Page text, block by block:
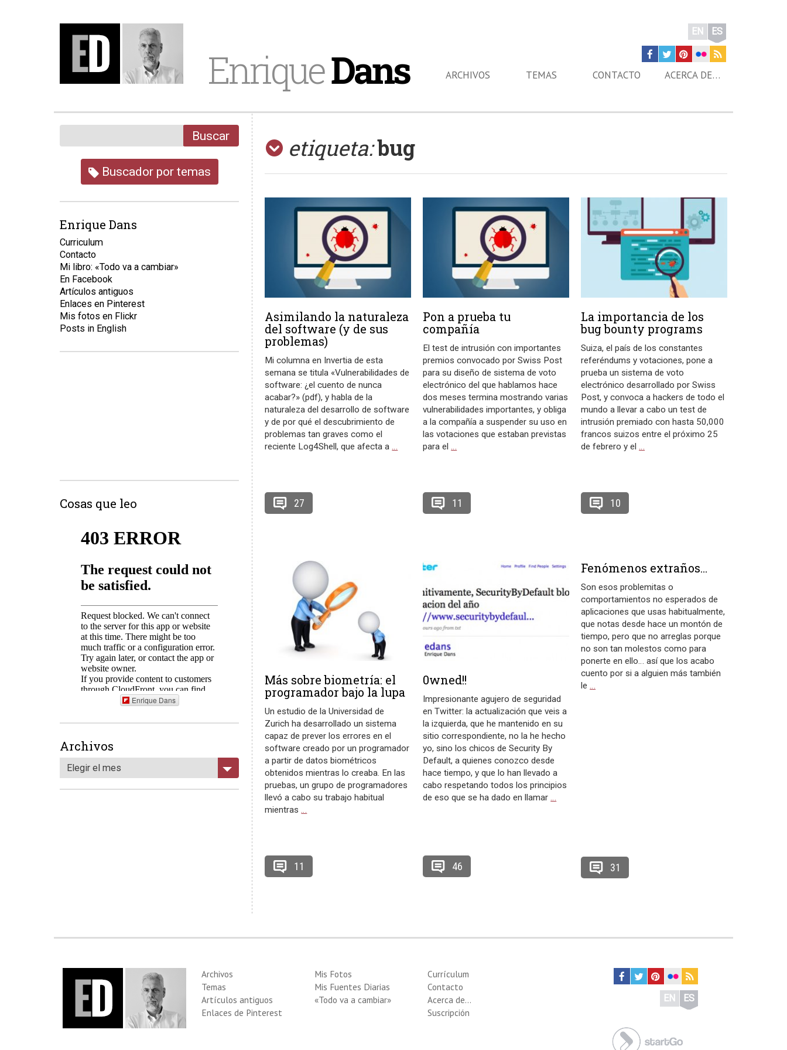
EnriqueDans
EN ES
ARCHIVOS TEMAS CONTACTO ACERCA DE…
etiqueta:bug
Asimilando la naturaleza
del software (y de sus
problemas)
Mi columna en Invertia de esta
semana se titula «Vulnerabilidades de
software: ¿el cuento de nunca
acabar?» (pdf), y habla de la
naturaleza del desarrollo de software
y de por qué el descubrimiento de
problemas tan graves como el
reciente Log4Shell, que afecta a…
27
Pon a prueba tu
compañía
El test de intrusión con importantes
premios convocado por Swiss Post
para su diseño de sistema de voto
electrónico del que hablamos hace
dos meses termina mostrando varias
vulnerabilidades importantes, y obliga
a la compañía a suspender su uso en
las votaciones que estaban previstas
para el…
11
La importancia de los
bug bounty programs
Suiza, el país de los constantes
referéndums y votaciones, pone a
prueba un sistema de voto
electrónico desarrollado por Swiss
Post, y convoca a hackers de todo el
mundo a llevar a cabo un test de
intrusión premiado con hasta 50,000
francos suizos entre el próximo 25
de febrero y el…
10
Más sobre biometría: el
programador bajo la lupa
Un estudio de la Universidad de
Zurich ha desarrollado un sistema
capaz de prever los errores en el
software creado por un programador
a partir de datos biométricos
obtenidos mientras lo creaba. En las
pruebas, un grupo de programadores
llevó a cabo su trabajo habitual
mientras…
11
0wned!!
Impresionante agujero de seguridad
en Twitter: la actualización que veis a
la izquierda, que he mantenido en su
sitio correspondiente, no la he hecho
yo, sino los chicos de Security By
Default, a quienes conozco desde
hace tiempo, y que lo han llevado a
cabo respetando todos los principios
de eso que se ha dado en llamar…
46
Fenómenos extraños…
Son esos problemitas o
comportamientos no esperados de
aplicaciones que usas habitualmente,
que notas desde hace un montón de
tiempo, pero que no arreglas porque
no son tan molestos como para
ponerte en ello… así que los acabo
cuento por si a alguien más también
le…
31
Buscar
Buscador por temas
Enrique Dans
Curriculum
Contacto
Mi libro: «Todo va a cambiar»
En Facebook
Artículos antiguos
Enlaces en Pinterest
Mis fotos en Flickr
Posts in English
Cosas que leo
Enrique Dans
Archivos
Elegir el mes
Archivos
Temas
Artículos antiguos
Enlaces de Pinterest
Mis Fotos
Mis Fuentes Diarias
«Todo va a cambiar»
Currículum
Contacto
Acerca de…
Suscripción
EN ES